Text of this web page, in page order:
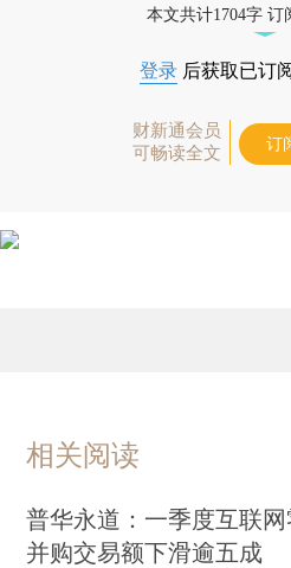
本文共计1704字 订
登录 后获取已订
财新通会员
可畅读全文
订
相关阅读
普华永道：一季度互联网
并购交易额下滑逾五成